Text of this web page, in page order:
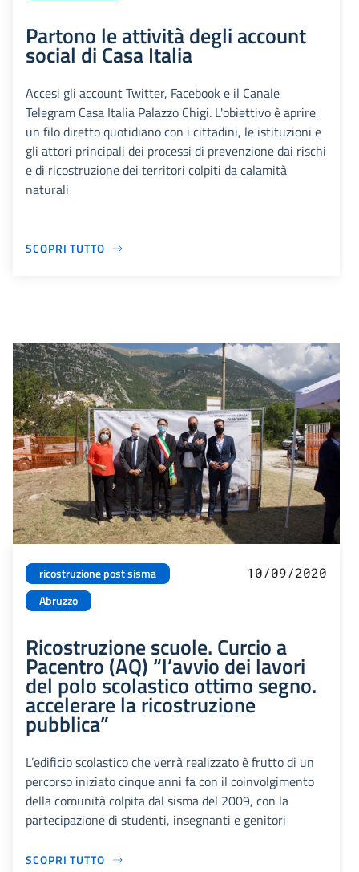
Partono le attività degli account
social di Casa Italia
Accesi gli account Twitter, Facebook e il Canale
Telegram Casa Italia Palazzo Chigi. L'obiettivo è aprire
un filo diretto quotidiano con i cittadini, le istituzioni e
gli attori principali dei processi di prevenzione dai rischi
e di ricostruzione dei territori colpiti da calamità
naturali
SCOPRI TUTTO
ricostruzione post sisma
Abruzzo
10/09/2020
Ricostruzione scuole. Curcio a
Pacentro (AQ) “l’avvio dei lavori
del polo scolastico ottimo segno.
accelerare la ricostruzione
pubblica”
L’edificio scolastico che verrà realizzato è frutto di un
percorso iniziato cinque anni fa con il coinvolgimento
della comunità colpita dal sisma del 2009, con la
partecipazione di studenti, insegnanti e genitori
SCOPRI TUTTO